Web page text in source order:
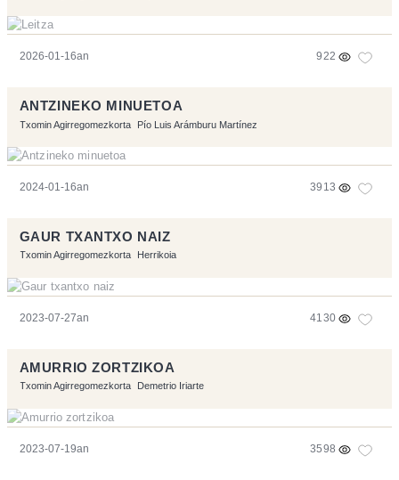
2026-01-16an 922
ANTZINEKO MINUETOA
Txomin Agirregomezkorta Pío Luis Arámburu Martínez
2024-01-16an 3913
GAUR TXANTXO NAIZ
Txomin Agirregomezkorta Herrikoia
2023-07-27an 4130
AMURRIO ZORTZIKOA
Txomin Agirregomezkorta Demetrio Iriarte
2023-07-19an 3598